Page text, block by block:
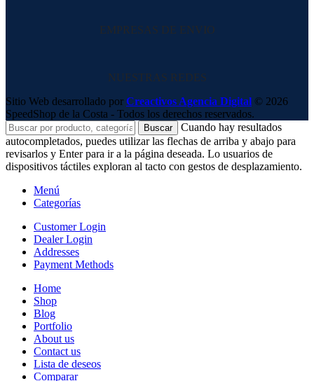
EMPRESAS DE ENVIO
NUESTRAS REDES
Sitio Web desarrollado por Creactivos Agencia Digital © 2026
SpeedShop de la Costa - Todos los derechos reservados.
Buscar
Cuando hay resultados
autocompletados, puedes utilizar las flechas de arriba y abajo para
revisarlos y Enter para ir a la página deseada. Lo usuarios de
dispositivos táctiles exploran al tacto con gestos de desplazamiento.
Menú
Categorías
Customer Login
Dealer Login
Addresses
Payment Methods
Home
Shop
Blog
Portfolio
About us
Contact us
Lista de deseos
Comparar